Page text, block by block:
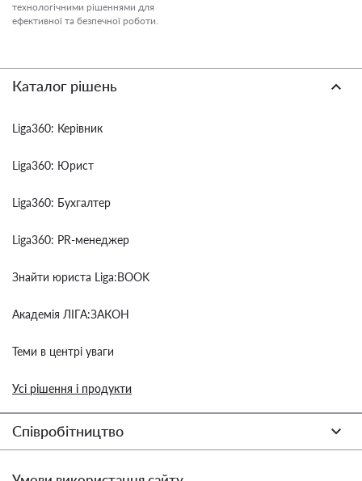
технологічними рішеннями для
ефективної та безпечної роботи.
Каталог рішень
Liga360: Керівник
Liga360: Юрист
Liga360: Бухгалтер
Liga360: PR-менеджер
Знайти юриста Liga:BOOK
Академія ЛІГА:ЗАКОН
Теми в центрі уваги
Усі рішення і продукти
Співробітництво